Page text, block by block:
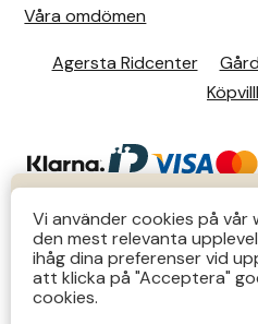
KUNDTJÄNST
Butiks- & telefontider Mån-
övriga tider via e-post:
Våra omdömen
Agersta Ridcenter
© 2026
Vi använder cookies på
den mest relevanta
ihåg dina preferenser vid
att klicka på "Acceptera"
cookies.